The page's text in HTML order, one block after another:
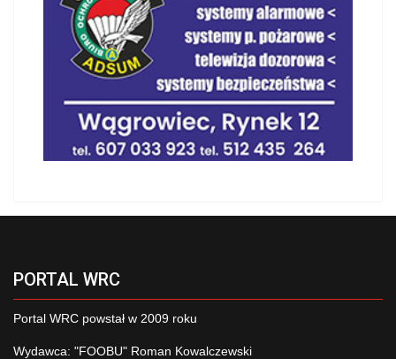
PORTAL WRC
Portal WRC powstał w 2009 roku
Wydawca: "FOOBU" Roman Kowalczewski